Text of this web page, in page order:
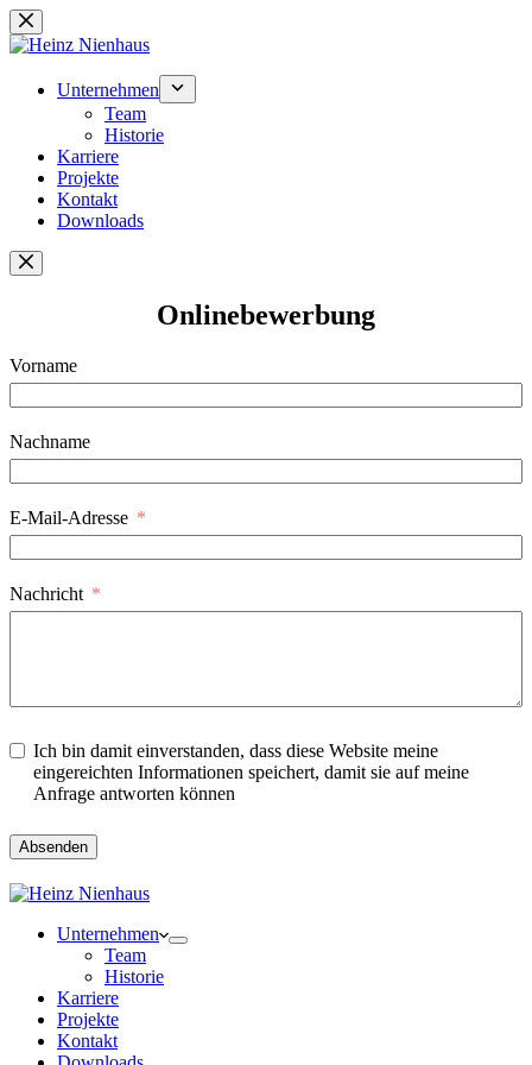
Zum
Inhalt
Unternehmen
Team
Historie
Karriere
Projekte
Kontakt
Downloads
Onlinebewerbung
Vorname
Nachname
E-Mail-Adresse
Nachricht
Ich bin damit einverstanden, dass diese Website meine
eingereichten Informationen speichert, damit sie auf meine
Anfrage antworten können
Absenden
Unternehmen
Team
Historie
Karriere
Projekte
Kontakt